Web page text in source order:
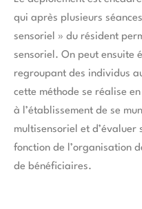
qui après plusieurs
sensoriel » du résident
sensoriel. On peut ensuite
regroupant des individus
cette méthode se réalise
à l’établissement de se
multisensoriel et d’évaluer
fonction de l’organisation
de bénéficiaires.